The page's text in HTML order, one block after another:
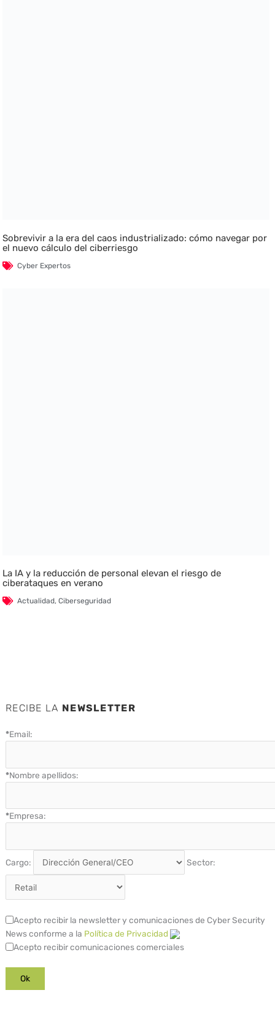
Sobrevivir a la era del caos industrializado: cómo navegar por
el nuevo cálculo del ciberriesgo
Cyber Expertos
La IA y la reducción de personal elevan el riesgo de
ciberataques en verano
Actualidad,Ciberseguridad
RECIBE LA NEWSLETTER
*Email:
*Nombre apellidos:
*Empresa:
Cargo: Sector:
Acepto recibir la newsletter y comunicaciones de Cyber Security
News conforme a la Política de Privacidad
Acepto recibir comunicaciones comerciales